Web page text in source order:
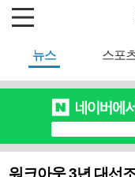
뉴스 스포
워크아웃 3년 대선